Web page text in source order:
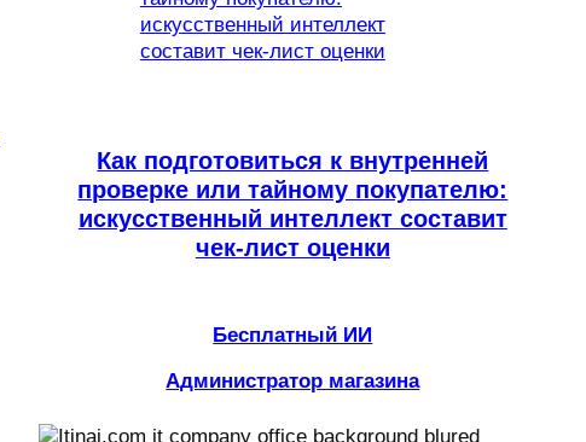
Как подготовиться к внутренней
проверке или тайному покупателю:
искусственный интеллект составит
чек-лист оценки
Бесплатный ИИ
Администратор магазина